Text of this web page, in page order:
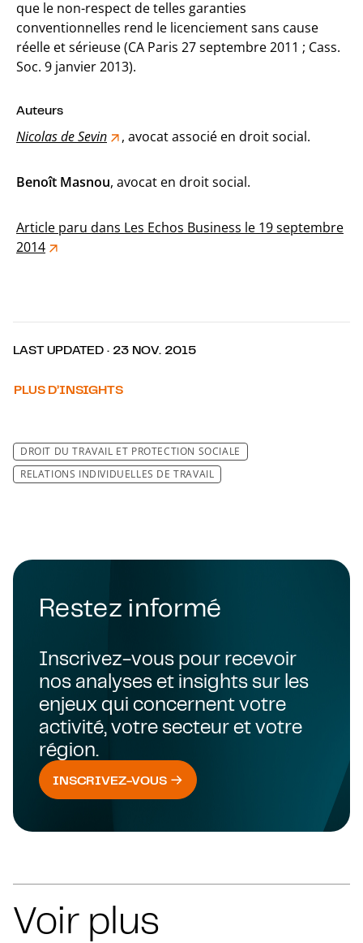
que le non-respect de telles garanties
conventionnelles rend le licenciement sans cause
réelle et sérieuse (CA Paris 27 septembre 2011 ; Cass.
Soc. 9 janvier 2013).
Auteurs
Nicolas de Sevin , avocat associé en droit social.
Benoît Masnou, avocat en droit social.
Article paru dans Les Echos Business le 19 septembre
2014
LAST UPDATED · 23 NOV. 2015
PLUS D’INSIGHTS
DROIT DU TRAVAIL ET PROTECTION SOCIALE
RELATIONS INDIVIDUELLES DE TRAVAIL
Restez informé
Inscrivez-vous pour recevoir
nos analyses et insights sur les
enjeux qui concernent votre
activité, votre secteur et votre
région.
INSCRIVEZ-VOUS
Voir plus